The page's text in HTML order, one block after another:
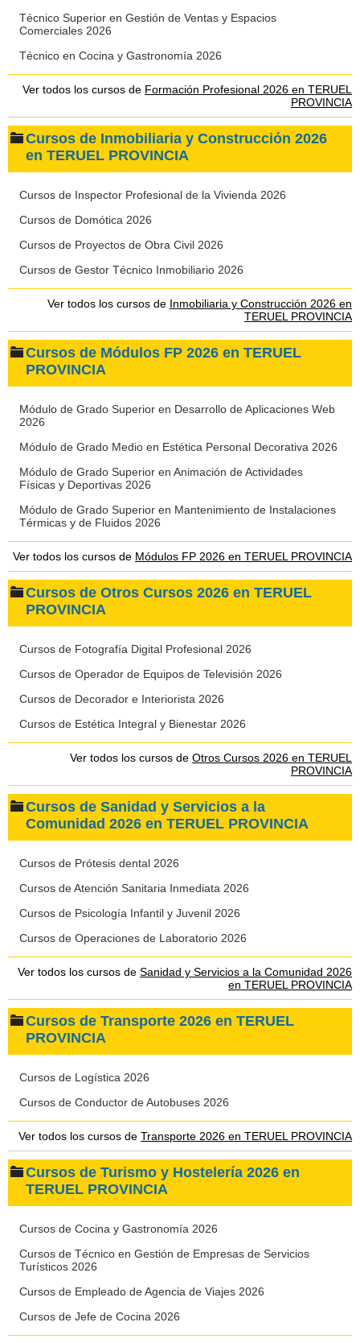
Técnico Superior en Gestión de Ventas y Espacios
Comerciales 2026
Técnico en Cocina y Gastronomía 2026
Ver todos los cursos de Formación Profesional 2026 en TERUEL
PROVINCIA
Cursos de Inmobiliaria y Construcción 2026
en TERUEL PROVINCIA
Cursos de Inspector Profesional de la Vivienda 2026
Cursos de Domótica 2026
Cursos de Proyectos de Obra Civil 2026
Cursos de Gestor Técnico Inmobiliario 2026
Ver todos los cursos de Inmobiliaria y Construcción 2026 en
TERUEL PROVINCIA
Cursos de Módulos FP 2026 en TERUEL
PROVINCIA
Módulo de Grado Superior en Desarrollo de Aplicaciones Web
2026
Módulo de Grado Medio en Estética Personal Decorativa 2026
Módulo de Grado Superior en Animación de Actividades
Físicas y Deportivas 2026
Módulo de Grado Superior en Mantenimiento de Instalaciones
Térmicas y de Fluidos 2026
Ver todos los cursos de Módulos FP 2026 en TERUEL PROVINCIA
Cursos de Otros Cursos 2026 en TERUEL
PROVINCIA
Cursos de Fotografía Digital Profesional 2026
Cursos de Operador de Equipos de Televisión 2026
Cursos de Decorador e Interiorista 2026
Cursos de Estética Integral y Bienestar 2026
Ver todos los cursos de Otros Cursos 2026 en TERUEL
PROVINCIA
Cursos de Sanidad y Servicios a la
Comunidad 2026 en TERUEL PROVINCIA
Cursos de Prótesis dental 2026
Cursos de Atención Sanitaria Inmediata 2026
Cursos de Psicología Infantil y Juvenil 2026
Cursos de Operaciones de Laboratorio 2026
Ver todos los cursos de Sanidad y Servicios a la Comunidad 2026
en TERUEL PROVINCIA
Cursos de Transporte 2026 en TERUEL
PROVINCIA
Cursos de Logística 2026
Cursos de Conductor de Autobuses 2026
Ver todos los cursos de Transporte 2026 en TERUEL PROVINCIA
Cursos de Turismo y Hostelería 2026 en
TERUEL PROVINCIA
Cursos de Cocina y Gastronomía 2026
Cursos de Técnico en Gestión de Empresas de Servicios
Turísticos 2026
Cursos de Empleado de Agencia de Viajes 2026
Cursos de Jefe de Cocina 2026